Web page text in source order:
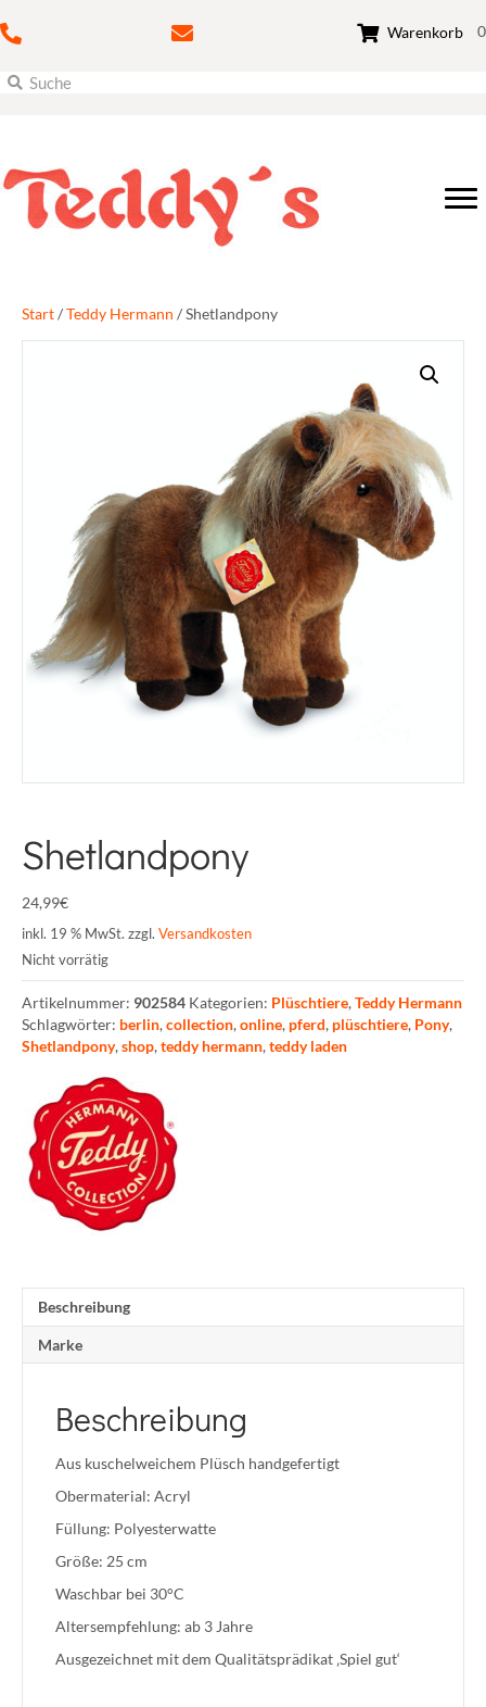
Warenkorb 0
Start/Teddy Hermann / Shetlandpony
Shetlandpony
24,99€
inkl. 19 % MwSt. zzgl. Versandkosten
Nicht vorrätig
Artikelnummer: 902584 Kategorien: Plüschtiere,Teddy Hermann
Schlagwörter: berlin,collection,online, pferd, plüschtiere, Pony,
Shetlandpony,shop,teddy hermann,teddy laden
Beschreibung
Marke
Beschreibung
Aus kuschelweichem Plüsch handgefertigt
Obermaterial: Acryl
Füllung: Polyesterwatte
Größe: 25 cm
Waschbar bei 30°C
Altersempfehlung: ab 3 Jahre
Ausgezeichnet mit dem Qualitätsprädikat ‚Spiel gut‘